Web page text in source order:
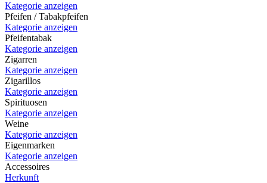
Kategorie anzeigen
Pfeifen / Tabakpfeifen
Kategorie anzeigen
Pfeifentabak
Kategorie anzeigen
Zigarren
Kategorie anzeigen
Zigarillos
Kategorie anzeigen
Spirituosen
Kategorie anzeigen
Weine
Kategorie anzeigen
Eigenmarken
Kategorie anzeigen
Accessoires
Herkunft